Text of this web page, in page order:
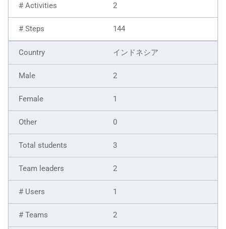
2
144
インドネシア
2
1
0
3
2
1
2